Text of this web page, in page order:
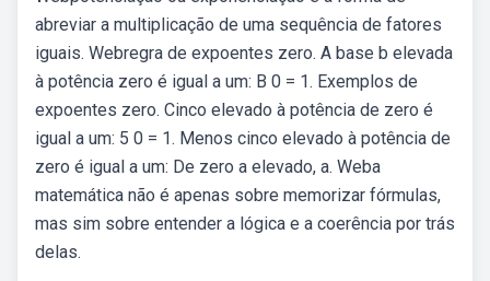
abreviar a multiplicação de uma sequência de fatores
iguais. Webregra de expoentes zero. A base b elevada
à potência zero é igual a um: B 0 = 1. Exemplos de
expoentes zero. Cinco elevado à potência de zero é
igual a um: 5 0 = 1. Menos cinco elevado à potência de
zero é igual a um: De zero a elevado, a. Weba
matemática não é apenas sobre memorizar fórmulas,
mas sim sobre entender a lógica e a coerência por trás
delas.